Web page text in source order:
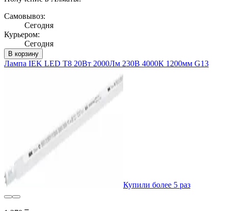
Самовывоз:
Сегодня
Курьером:
Сегодня
В корзину
Лампа IEK LED T8 20Вт 2000Лм 230В 4000К 1200мм G13
Купили более 5 раз